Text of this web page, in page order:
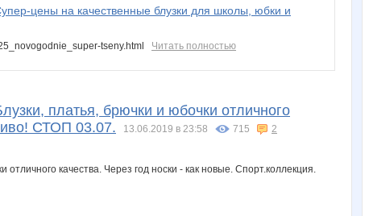
цены на качественные блузки для школы, юбки и
tseny.html Читать полностью
платья, брючки и юбочки отличного
СТОП 03.07.
13.06.2019 в 23:58 715
2